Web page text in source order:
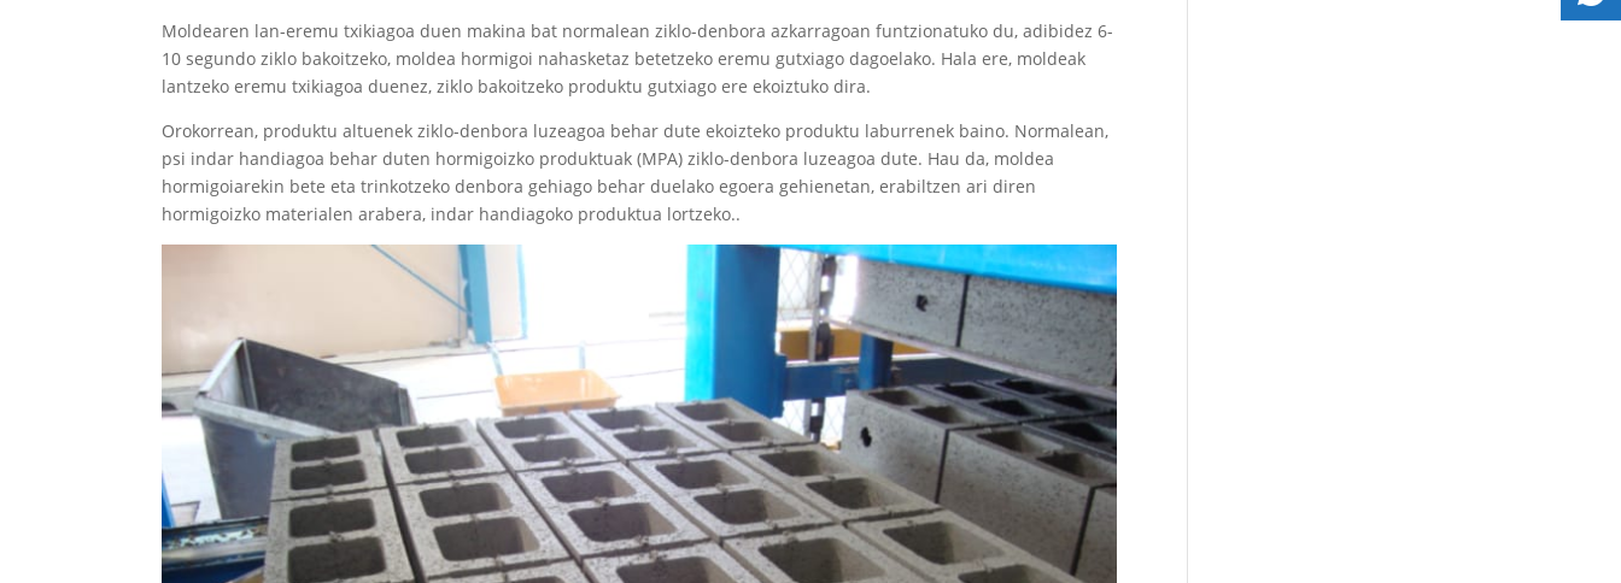
Moldearen lan-eremu txikiagoa duen makina bat normalean ziklo-denbora azkarragoan funtzionatuko du, adibidez 6-
10 segundo ziklo bakoitzeko, moldea hormigoi nahasketaz betetzeko eremu gutxiago dagoelako. Hala ere, moldeak
lantzeko eremu txikiagoa duenez, ziklo bakoitzeko produktu gutxiago ere ekoiztuko dira.
Orokorrean, produktu altuenek ziklo-denbora luzeagoa behar dute ekoizteko produktu laburrenek baino. Normalean,
psi indar handiagoa behar duten hormigoizko produktuak (MPA) ziklo-denbora luzeagoa dute. Hau da, moldea
hormigoiarekin bete eta trinkotzeko denbora gehiago behar duelako egoera gehienetan, erabiltzen ari diren
hormigoizko materialen arabera, indar handiagoko produktua lortzeko..